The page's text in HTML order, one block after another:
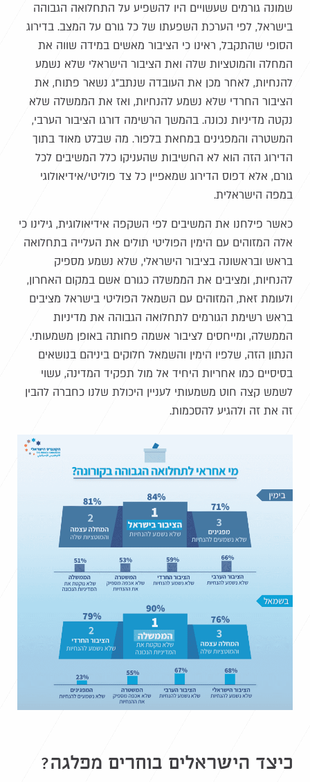
שמונה גורמים שעשויים היו להשפיע על התחלואה הגבוהה
בישראל, לפי הערכת השפעתו של כל גורם על המצב. בדירוג
הסופי שהתקבל, ראינו כי הציבור מאשים במידה שווה את
המחלה והמוטציות שלה ואת הציבור הישראלי שלא נשמע
להנחיות, לאחר מכן את העובדה שנתב"ג נשאר פתוח, את
הציבור החרדי שלא נשמע להנחיות, ואז את הממשלה שלא
נקטה מדיניות נכונה. בהמשך הרשימה דורגו הציבור הערבי,
המשטרה והמפגינים במחאת בלפור. מה שבלט מאוד בתוך
הדירוג הזה הוא לא החשיבות שהעניקו כלל המשיבים לכל
גורם, אלא דפוס הדירוג שמאפיין כל צד פוליטי/אידיאולוגי
במפה הישראלית.
כאשר פילחנו את המשיבים לפי השקפה אידיאולוגית, גילינו כי
אלה המזוהים עם הימין הפוליטי תולים את העלייה בתחלואה
בראש ובראשונה בציבור הישראלי, שלא נשמע מספיק
להנחיות, ומציבים את הממשלה כגורם אשם במקום האחרון,
ולעומת זאת, המזוהים עם השמאל הפוליטי בישראל מציבים
בראש רשימת הגורמים לתחלואה הגבוהה את מדיניות
הממשלה, ומייחסים לציבור אשמה פחותה באופן משמעותי.
הנתון הזה, שלפיו הימין והשמאל חלוקים ביניהם בנושאים
בסיסיים כמו אחריות היחיד אל מול תפקיד המדינה, עשוי
לשמש קצה חוט משמעותי לעניין היכולת שלנו כחברה להבין
זה את זה ולהגיע להסכמות.
כיצד הישראלים בוחרים מפלגה?